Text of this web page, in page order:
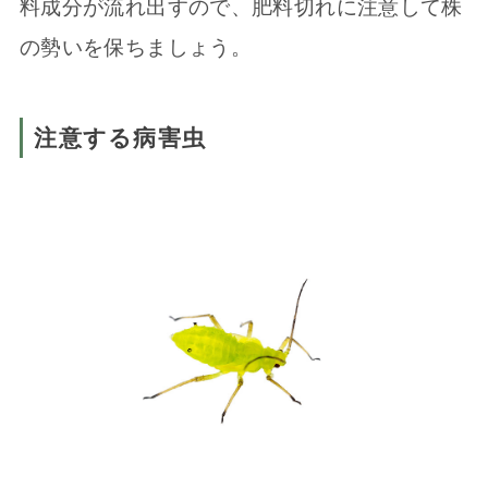
料成分が流れ出すので、肥料切れに注意して株
の勢いを保ちましょう。
注意する病害虫